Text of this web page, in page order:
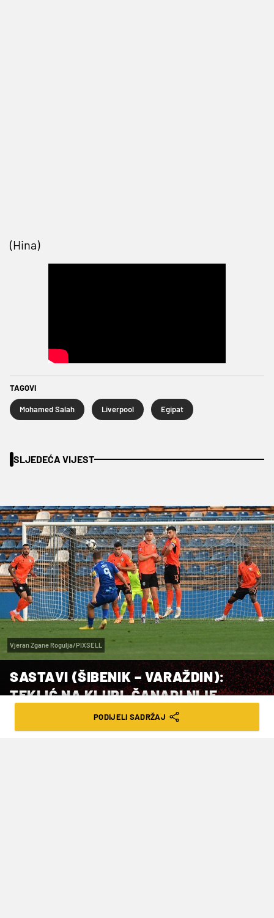
(Hina)
TAGOVI
Mohamed Salah Liverpool Egipat
SLJEDEĆA VIJEST
Vjeran Zgane Rogulja/PIXSELL
SASTAVI (ŠIBENIK – VARAŽDIN):
TEKLIĆ NA KLUPI, ČANADI NIJE
PODIJELI SADRŽAJ